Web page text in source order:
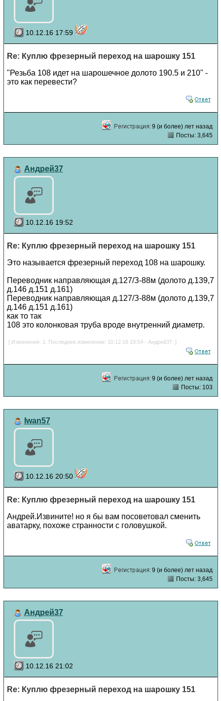
10.12.16 17:59
Re: Куплю фрезерный переход на шарошку 151
"Резьба 108 идет на шарошечное долото 190.5 и 210" -
это как перевести?
9 (и более) лет назад
Посты: 3,645
Андрей37
10.12.16 19:52
Re: Куплю фрезерный переход на шарошку 151
Это называется фрезерный переход 108 на шарошку.
Переводник направляющая д.127/З-88м (долото д.139,7
д.146 д.151 д.161)
Переводник направляющая д.127/З-88м (долото д.139,7
д.146 д.151 д.161)
как то так
108 это колонковая труба вроде внутренний диаметр.
[ Изменения: 1. Последнее изменение: 10.12.16 19:54 - Андрей37. ]
9 (и более) лет назад
Посты: 103
Iwan57
10.12.16 20:50
Re: Куплю фрезерный переход на шарошку 151
Андрей.Извините! но я бы вам посоветовал сменить
аватарку, похоже странности с головушкой.
9 (и более) лет назад
Посты: 3,645
Андрей37
10.12.16 21:02
Re: Куплю фрезерный переход на шарошку 151